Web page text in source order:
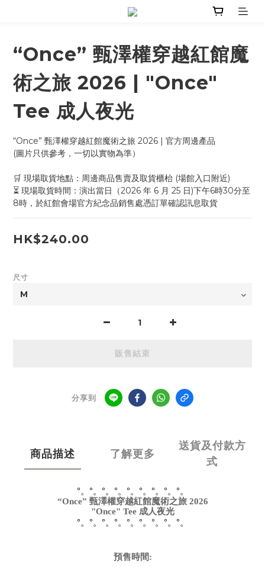
“Once” 甄澤權穿越紅館魔
術之旅 2026 | "Once"
Tee 成人夜光
“Once” 甄澤權穿越紅館魔術之旅 2026 | 官方周邊產品
(圖片只供參考，一切以實物為準）
🛒 現場取貨地點：周邊商品售賣及取貨櫃枱 (場館入口附近)
⏳ 現場取貨時間：演出當日（2026 年 6 月 25 日)下午6時30分至
8時，於紅館會場官方紀念品銷售處憑訂單確認訊息取貨
HK$240.00
尺寸
販售結束
分享到
商品描述 了解更多
送貨及付款方
式
°。°。°。°。°。°。°。°。°。
“Once” 甄澤權穿越紅館魔術之旅 2026
"Once" Tee 成人夜光
°。°。°。°。°。°。°。°。°。
預售時間: